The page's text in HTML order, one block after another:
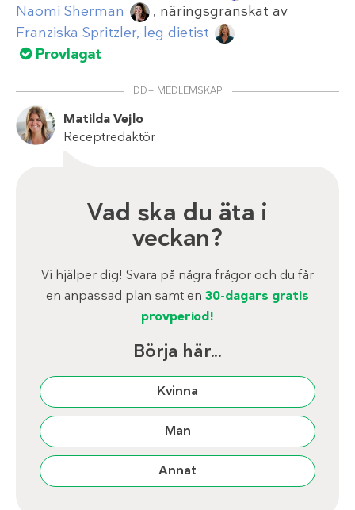
Naomi Sherman
, näringsgranskat av
Franziska Spritzler, leg dietist
Provlagat
DD+ MEDLEMSKAP
Matilda Vejlo
Receptredaktör
Vad ska du äta i
veckan?
Vi hjälper dig! Svara på några frågor och du får
en anpassad plan samt en 30-dagars gratis
provperiod!
Börja här...
Kvinna
Man
Annat